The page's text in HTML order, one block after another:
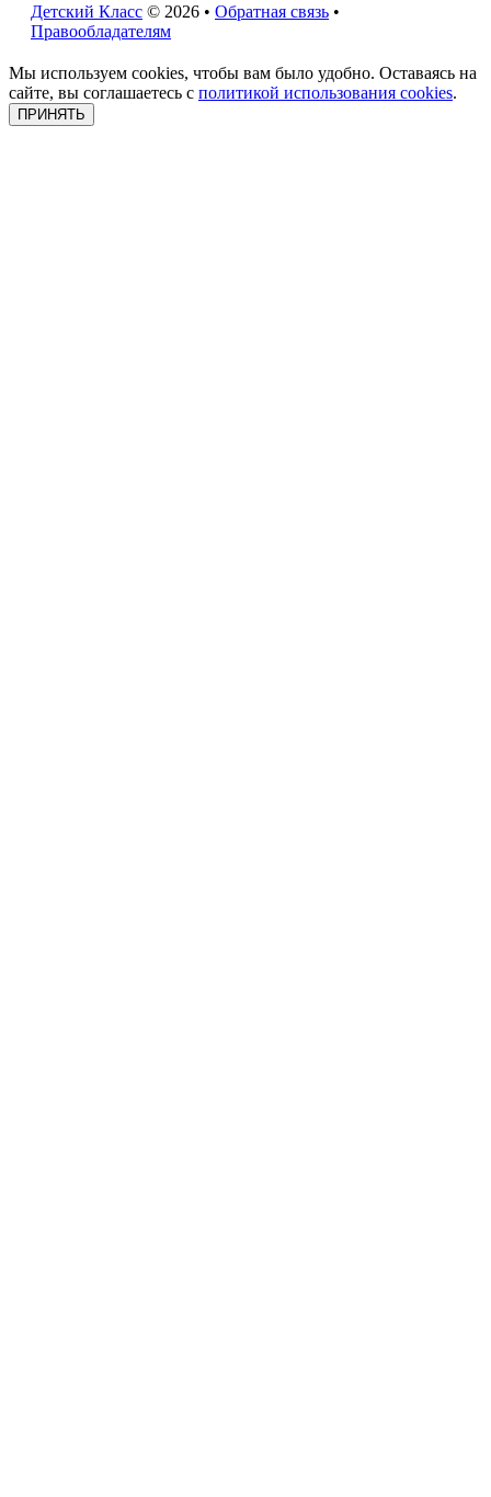
Детский Класс © 2026 • Обратная связь •
Правообладателям
Мы используем cookies, чтобы вам было удобно. Оставаясь на
сайте, вы соглашаетесь с политикой использования cookies.
ПРИНЯТЬ